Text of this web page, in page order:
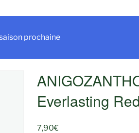
prochaine
Everlasting Red
7,90€